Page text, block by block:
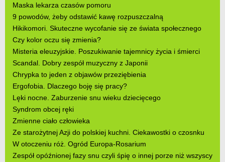
Maska lekarza czasów pomoru
9 powodów, żeby odstawić kawę rozpuszczalną
Hikikomori. Skuteczne wycofanie się ze świata społecznego
Czy kolor oczu się zmienia?
Misteria eleuzyjskie. Poszukiwanie tajemnicy życia i śmierci
Scandal. Dobry zespół muzyczny z Japonii
Chrypka to jeden z objawów przeziębienia
Ergofobia. Dlaczego boję się pracy?
Lęki nocne. Zaburzenie snu wieku dziecięcego
Syndrom obcej ręki
Zmienne ciało człowieka
Ze starożytnej Azji do polskiej kuchni. Ciekawostki o czosnku
W otoczeniu róż. Ogród Europa-Rosarium
Zespół opóźnionej fazy snu czyli śpię o innej porze niż wszyscy